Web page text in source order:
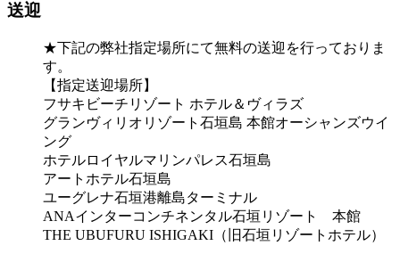
送迎
★下記の弊社指定場所にて無料の送迎を行っておりま
す。
【指定送迎場所】
フサキビーチリゾート ホテル＆ヴィラズ
グランヴィリオリゾート石垣島 本館オーシャンズウイ
ング
ホテルロイヤルマリンパレス石垣島
アートホテル石垣島
ユーグレナ石垣港離島ターミナル
ANAインターコンチネンタル石垣リゾート 本館
THE UBUFURU ISHIGAKI（旧石垣リゾートホテル）